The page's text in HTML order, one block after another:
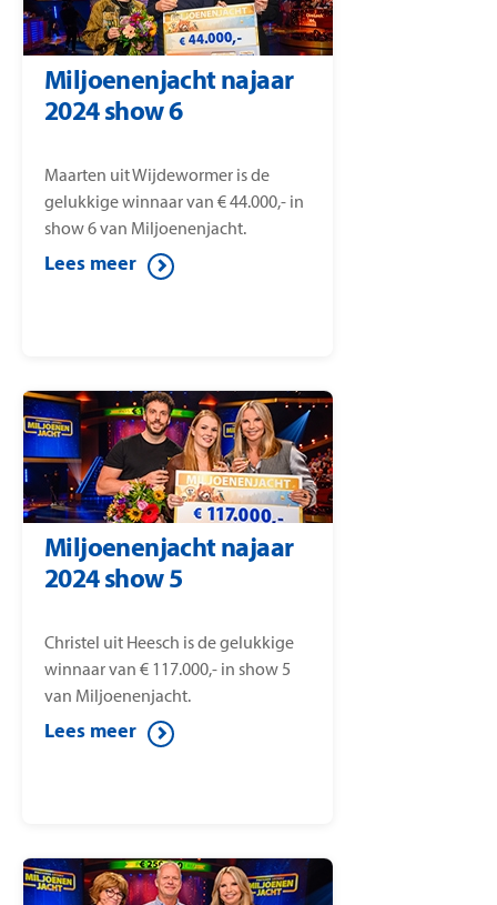
Miljoenenjacht najaar
2024 show 6
Maarten uit Wijdewormer is de
gelukkige winnaar van € 44.000,- in
show 6 van Miljoenenjacht.
Lees meer
Miljoenenjacht najaar
2024 show 5
Christel uit Heesch is de gelukkige
winnaar van € 117.000,- in show 5
van Miljoenenjacht.
Lees meer